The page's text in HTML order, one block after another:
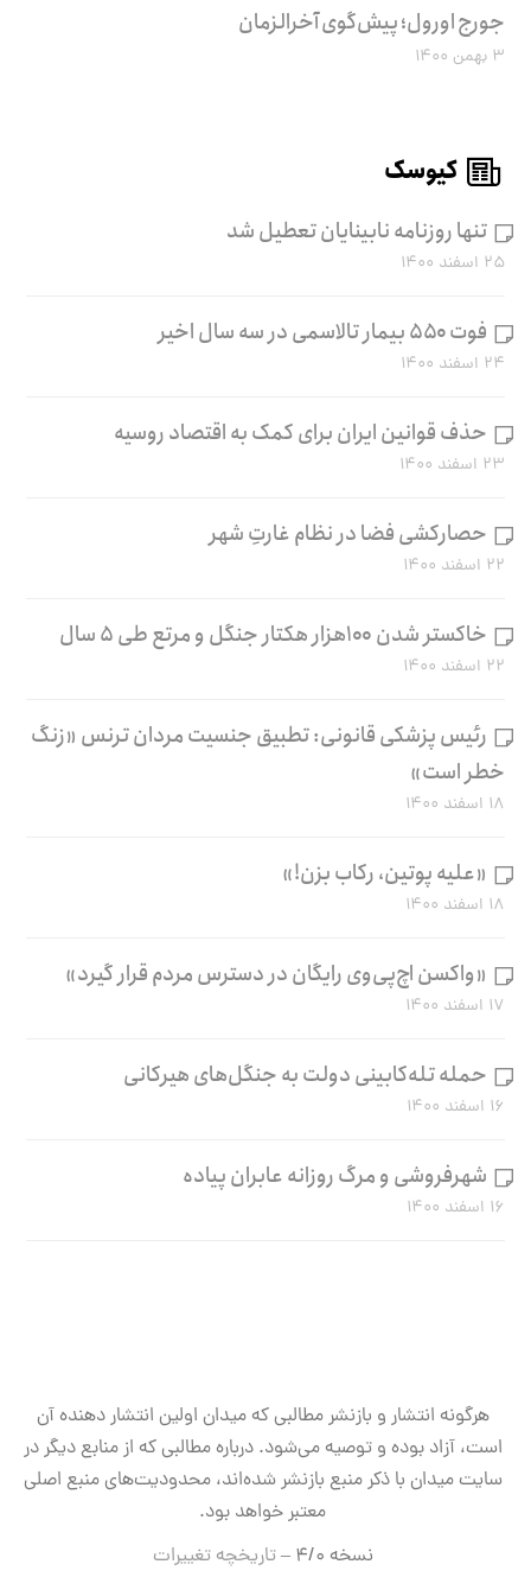
جورج اورول؛ پیش‌گوی آخرالزمان
۳ بهمن ۱۴۰۰
کیوسک
تنها روزنامه نابینایان تعطیل شد
۲۵ اسفند ۱۴۰۰
فوت ۵۵۰ بیمار تالاسمی در سه سال اخیر
۲۴ اسفند ۱۴۰۰
حذف قوانین ایران برای کمک به اقتصاد روسیه
۲۳ اسفند ۱۴۰۰
حصارکشی فضا در نظام غارتِ شهر
۲۲ اسفند ۱۴۰۰
خاکستر شدن ۱۰۰هزار هکتار جنگل و مرتع طی ۵ سال
۲۲ اسفند ۱۴۰۰
رئیس پزشکی قانونی: تطبیق جنسیت مردان ترنس «زنگ
خطر است»
۱۸ اسفند ۱۴۰۰
«علیه پوتین، رکاب بزن!»
۱۸ اسفند ۱۴۰۰
«واکسن اچ‌پی‌وی رایگان در دسترس مردم قرار گیرد»
۱۷ اسفند ۱۴۰۰
حمله تله‌کابینی دولت به جنگل‌های هیرکانی
۱۶ اسفند ۱۴۰۰
شهرفروشی و مرگ روزانه عابران پیاده
۱۶ اسفند ۱۴۰۰
هرگونه انتشار و بازنشر مطالبی که میدان اولین انتشار دهنده آن
است، آزاد بوده و توصیه می‌شود. درباره مطالبی که از منابع دیگر در
سایت میدان با ذکر منبع بازنشر شده‌اند، محدودیت‌های منبع اصلی
معتبر خواهد بود.
نسخه ۴/۰ –
تاریخچه تغییرات